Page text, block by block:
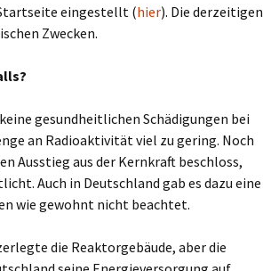
eingestellt (hier). Die derzeitigen
Zwecken.
gesundheitlichen Schädigungen bei
an Radioaktivität viel zu gering. Noch
Ausstieg aus der Kernkraft beschloss,
Auch in Deutschland gab es dazu eine
wie gewohnt nicht beachtet.
die Reaktorgebäude, aber die